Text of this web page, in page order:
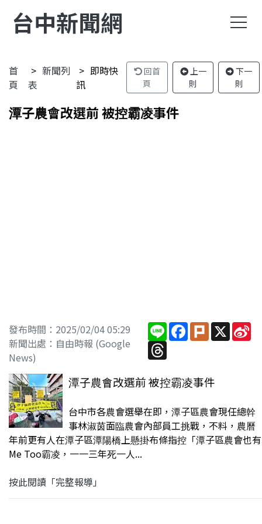
台中新聞網
首
頁
新聞列
表
即時快
訊
回首
頁
上一
則
下一
則
潭子農會改選前 被控霸凌事件
發布時間：2025/02/04 05:29
新聞出處：自由時報 (Google
News)
Line Facebook
PlurkX
Threads
潭子農會改選前 被控霸凌事件
台中市各農會選舉在即，潭子區農會現任總幹
事林淑茵面臨農會內部員工挑戰，不料，農曆
年前更有人在潭子區潭陽橋上懸掛布條指控「潭子區農會也有
Me Too霸凌，一一三年死一人...
按此閱讀「完整報導」